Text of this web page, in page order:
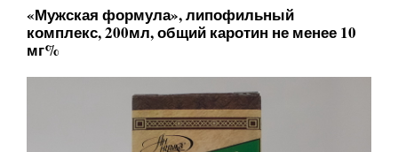
«Мужская формула», липофильный
комплекс, 200мл, общий каротин не менее 10
мг%